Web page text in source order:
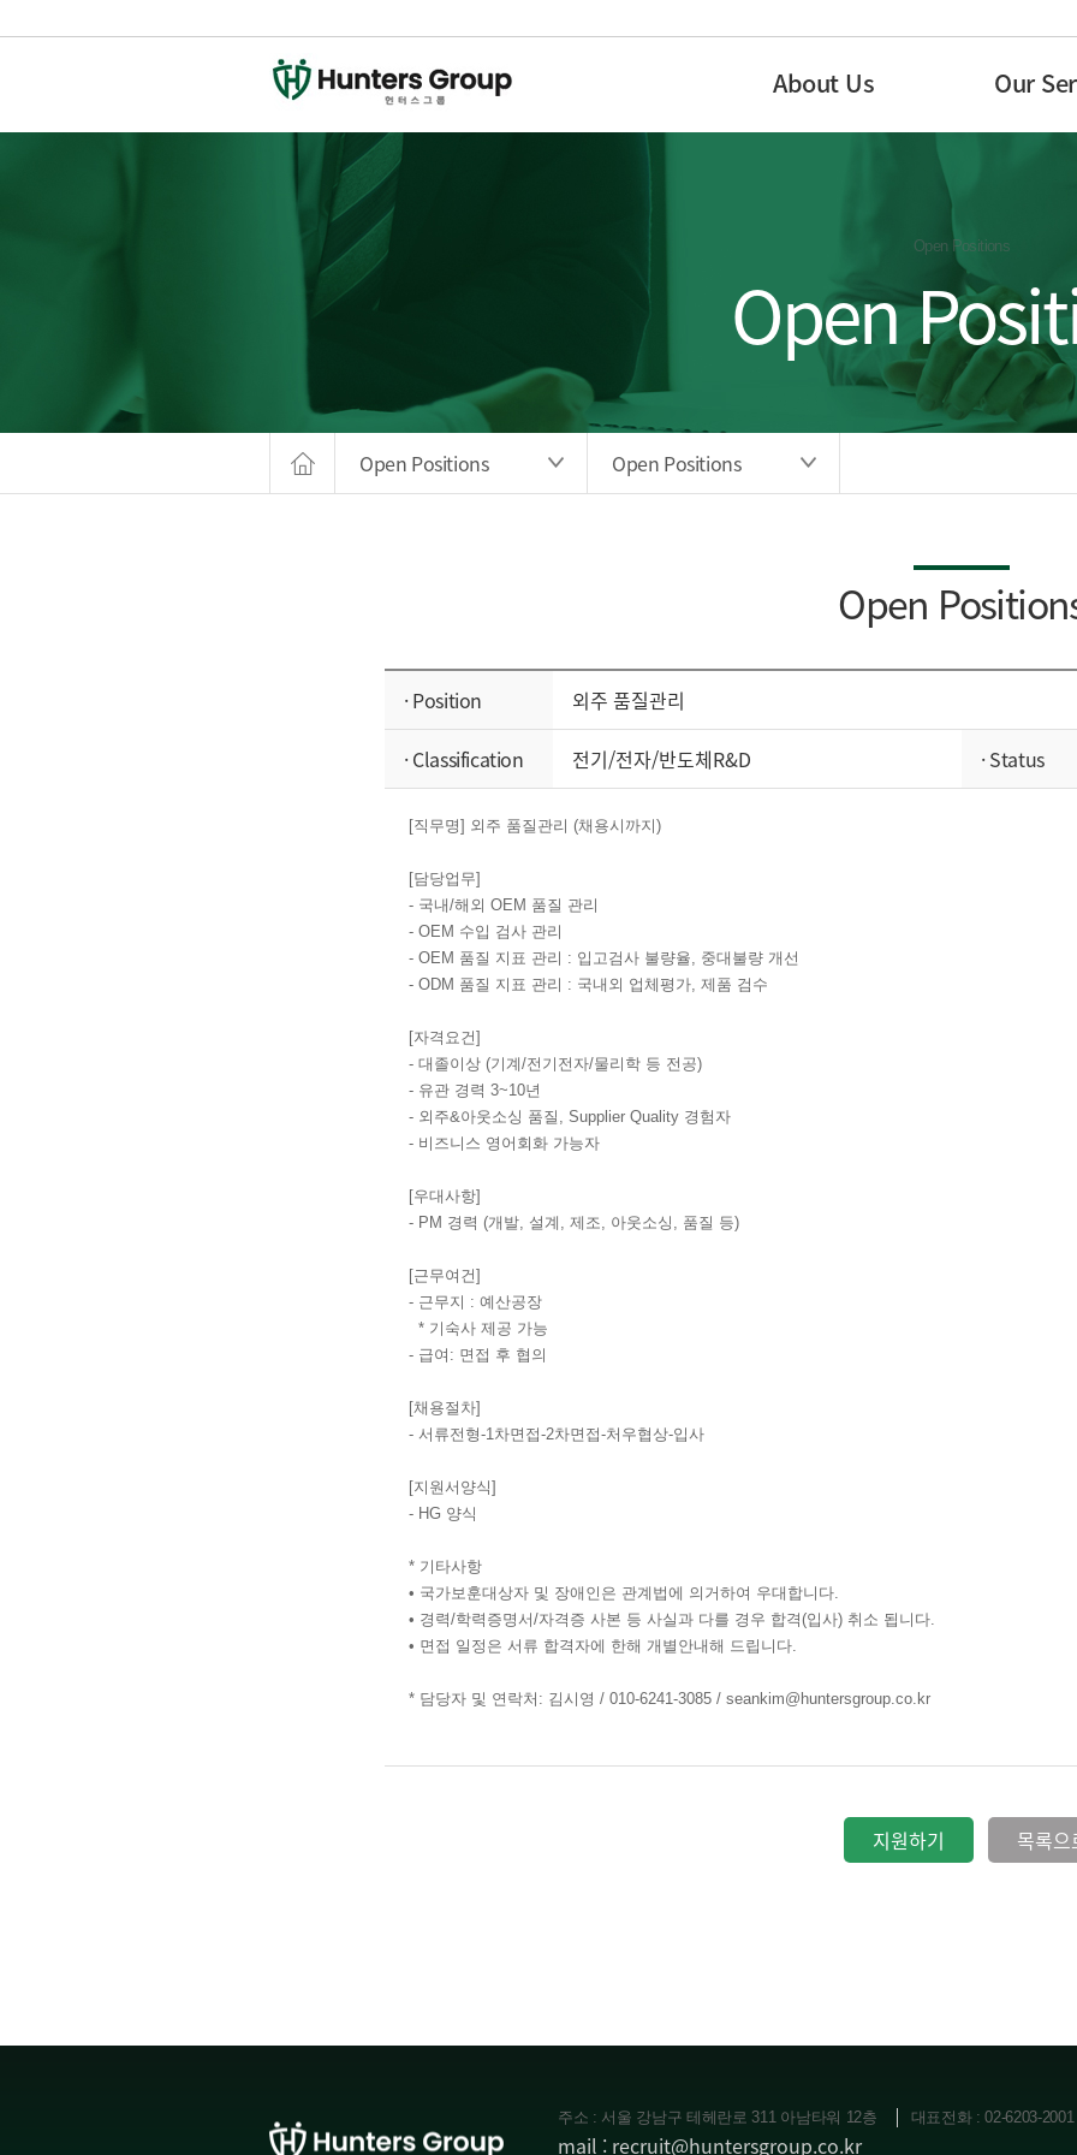
About Us Our
Open Positions
Open
Open Positions Open Positions
Open
· Position 외주 품질관리
· Classification 전기/전자/반도체R&D · Status
[직무명] 외주 품질관리 (채용시까지)
[담당업무]
- 국내/해외 OEM 품질 관리
- OEM 수입 검사 관리
- OEM 품질 지표 관리 : 입고검사 불량율, 중대불량 개선
- ODM 품질 지표 관리 : 국내외 업체평가, 제품 검수
[자격요건]
- 대졸이상 (기계/전기전자/물리학 등 전공)
- 유관 경력 3~10년
- 외주&아웃소싱 품질, Supplier Quality 경험자
- 비즈니스 영어회화 가능자
[우대사항]
- PM 경력 (개발, 설계, 제조, 아웃소싱, 품질 등)
[근무여건]
- 근무지 : 예산공장
* 기숙사 제공 가능
- 급여: 면접 후 협의
[채용절차]
- 서류전형-1차면접-2차면접-처우협상-입사
[지원서양식]
- HG 양식
* 기타사항
• 국가보훈대상자 및 장애인은 관계법에 의거하여 우대합니다.
• 경력/학력증명서/자격증 사본 등 사실과 다를 경우 합격(입사) 취소 됩니다.
• 면접 일정은 서류 합격자에 한해 개별안내해 드립니다.
* 담당자 및 연락처: 김시영 / 010-6241-3085 / seankim@huntersgroup.co.kr
지원하기 목록으
주소 : 서울 강남구 테헤란로 311 아남타워 12층 대표전화 : 02-6203-2001
mail : recruit@huntersgroup.co.kr